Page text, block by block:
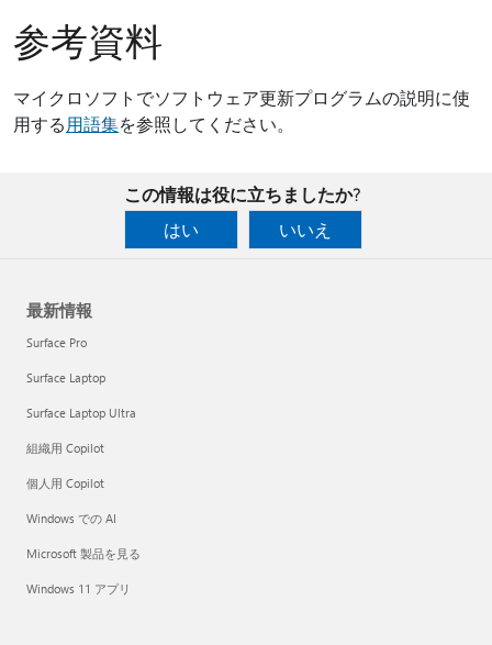
参考資料
マイクロソフトでソフトウェア更新プログラムの説明に使
用する用語集を参照してください。
この情報は役に立ちましたか?
はい
いいえ
最新情報
Surface Pro
Surface Laptop
Surface Laptop Ultra
組織用 Copilot
個人用 Copilot
Windows での AI
Microsoft 製品を見る
Windows 11 アプリ